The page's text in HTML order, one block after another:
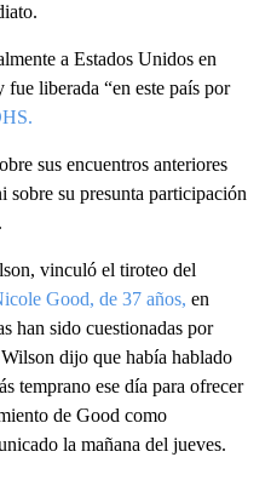
a Estados Unidos en
fue liberada “en este país por
sus encuentros anteriores
sobre su presunta participación
vinculó el tiroteo del
Good, de 37 años, en
han sido cuestionadas por
dijo que había hablado
temprano ese día para ofrecer
de Good como
la mañana del jueves.